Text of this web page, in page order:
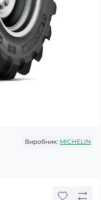
Виробник: MICHELIN